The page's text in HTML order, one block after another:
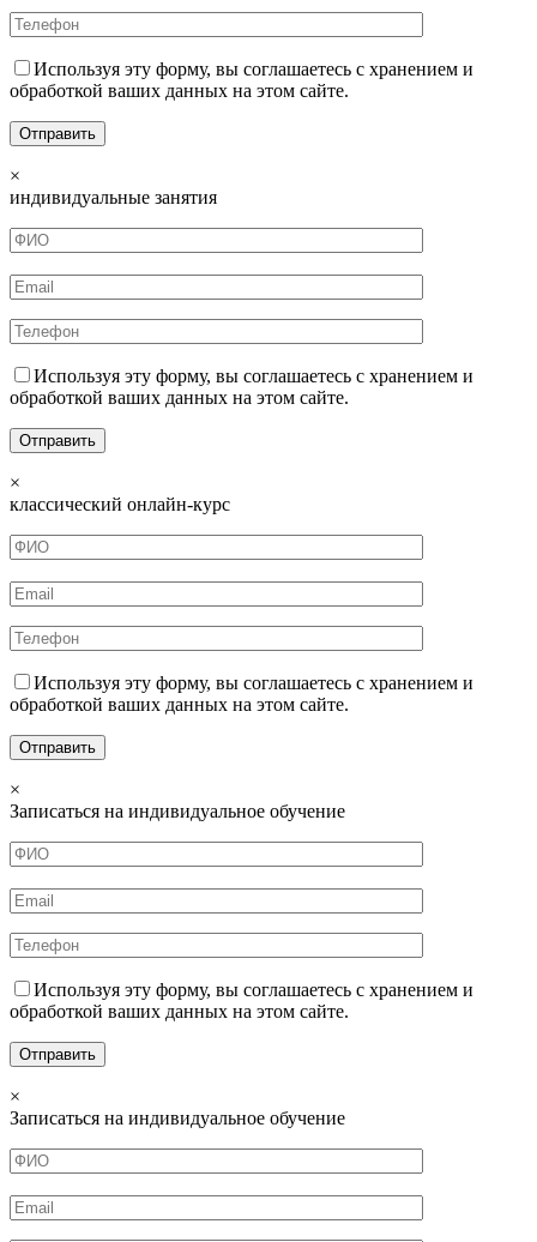
Используя эту форму, вы соглашаетесь с хранением и
обработкой ваших данных на этом сайте.
×
индивидуальные занятия
Используя эту форму, вы соглашаетесь с хранением и
обработкой ваших данных на этом сайте.
×
классический онлайн-курс
Используя эту форму, вы соглашаетесь с хранением и
обработкой ваших данных на этом сайте.
×
Записаться на индивидуальное обучение
Используя эту форму, вы соглашаетесь с хранением и
обработкой ваших данных на этом сайте.
×
Записаться на индивидуальное обучение